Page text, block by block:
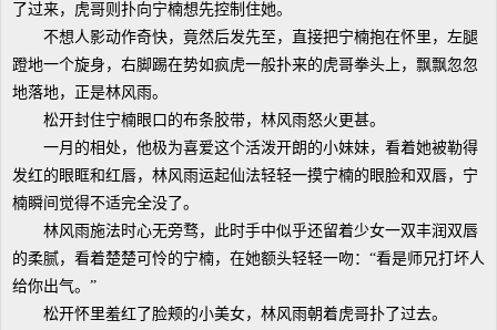
了过来，虎哥则扑向宁楠想先控制住她。
不想人影动作奇快，竟然后发先至，直接把宁楠抱在怀里，左腿
蹬地一个旋身，右脚踢在势如疯虎一般扑来的虎哥拳头上，飘飘忽忽
地落地，正是林风雨。
松开封住宁楠眼口的布条胶带，林风雨怒火更甚。
一月的相处，他极为喜爱这个活泼开朗的小妹妹，看着她被勒得
发红的眼眶和红唇，林风雨运起仙法轻轻一摸宁楠的眼脸和双唇，宁
楠瞬间觉得不适完全没了。
林风雨施法时心无旁骛，此时手中似乎还留着少女一双丰润双唇
的柔腻，看着楚楚可怜的宁楠，在她额头轻轻一吻：“看是师兄打坏人
给你出气。”
松开怀里羞红了脸颊的小美女，林风雨朝着虎哥扑了过去。